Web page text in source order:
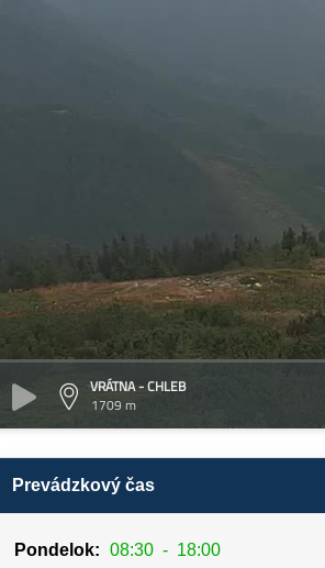
VRÁTNA - CHLEB
1709 m
Prevádzkový čas
Pondelok: 08:30 - 18:00